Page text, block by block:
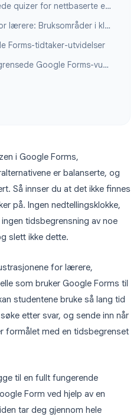
Oppsett av tidsbegrensede quizer for nettbaserte eksamener
Google Forms-tidtaker for lærere: Bruksområder i klasserommet
Forms-tidtaker-utvidelser
Beste praksis for tidsbegrensede Google Forms-vurderinger
i Google Forms,
er balanserte, og
Så innser du at det ikke finnes
på. Ingen nedtellingsklokke,
tidsbegrensning av noe
slett ikke dette.
for lærere,
som bruker Google Forms til
studentene bruke så lang tid
etter svar, og sende inn når
formålet med en tidsbegrenset
til en fullt fungerende
Form ved hjelp av en
tar deg gjennom hele